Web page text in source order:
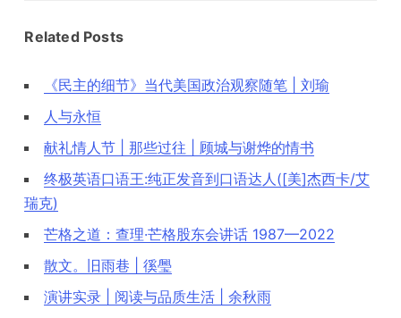
Related Posts
《民主的细节》当代美国政治观察随笔 | 刘瑜
人与永恒
献礼情人节 | 那些过往 | 顾城与谢烨的情书
终极英语口语王:纯正发音到口语达人([美]杰西卡/艾
瑞克)
芒格之道：查理·芒格股东会讲话 1987—2022
散文。旧雨巷 | 徯璺
演讲实录 | 阅读与品质生活 | 余秋雨